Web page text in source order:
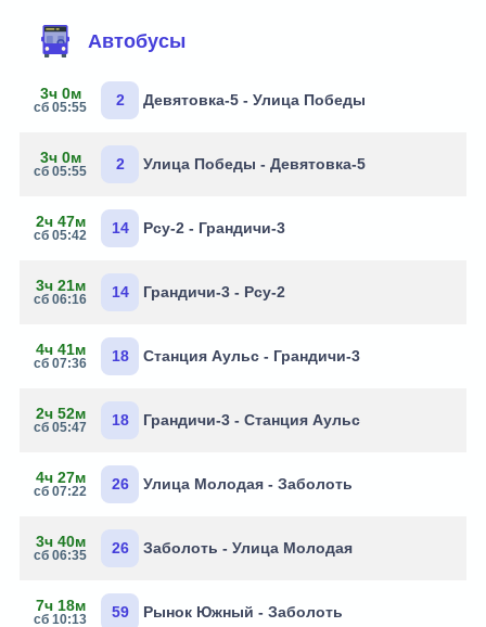
Автобусы
3ч 0м
сб 05:55 2 Девятовка-5 - Улица Победы
3ч 0м
сб 05:55 2 Улица Победы - Девятовка-5
2ч 47м
сб 05:42 14 Рсу-2 - Грандичи-3
3ч 21м
сб 06:16 14 Грандичи-3 - Рсу-2
4ч 41м
сб 07:36 18 Станция Аульс - Грандичи-3
2ч 52м
сб 05:47 18 Грандичи-3 - Станция Аульс
4ч 27м
сб 07:22 26 Улица Молодая - Заболоть
3ч 40м
сб 06:35 26 Заболоть - Улица Молодая
7ч 18м
сб 10:13 59 Рынок Южный - Заболоть